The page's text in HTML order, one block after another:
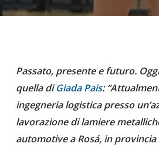
Passato, presente e futuro.
quella diGiada Pais:
ingegneria logistica presso
lavorazione di lamiere
automotive a Rosá, in provincia